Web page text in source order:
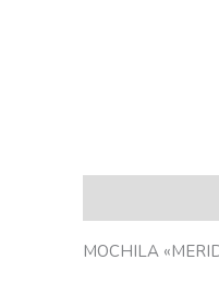
MOCHILA